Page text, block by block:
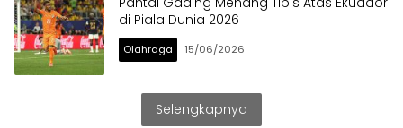
di Piala Dunia 2026
Olahraga 15/06/2026
Selengkapnya